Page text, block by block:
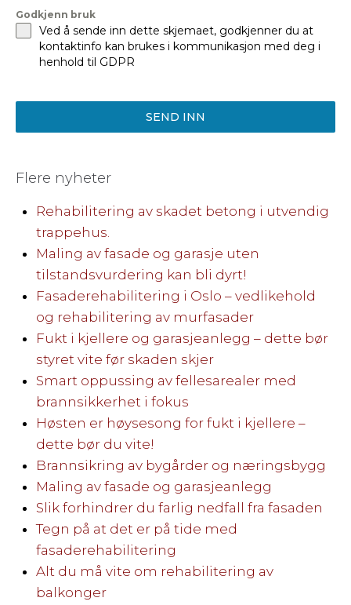
Godkjenn bruk
Ved å sende inn dette skjemaet, godkjenner du at
kontaktinfo kan brukes i kommunikasjon med deg i
henhold til GDPR
SEND INN
Flere nyheter
Rehabilitering av skadet betong i utvendig
trappehus.
Maling av fasade og garasje uten
tilstandsvurdering kan bli dyrt!
Fasaderehabilitering i Oslo – vedlikehold
og rehabilitering av murfasader
Fukt i kjellere og garasjeanlegg – dette bør
styret vite før skaden skjer
Smart oppussing av fellesarealer med
brannsikkerhet i fokus
Høsten er høysesong for fukt i kjellere –
dette bør du vite!
Brannsikring av bygårder og næringsbygg
Maling av fasade og garasjeanlegg
Slik forhindrer du farlig nedfall fra fasaden
Tegn på at det er på tide med
fasaderehabilitering
Alt du må vite om rehabilitering av
balkonger